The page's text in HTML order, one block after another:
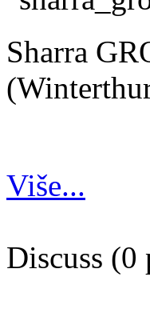
Sharra
Više...
Discuss (0